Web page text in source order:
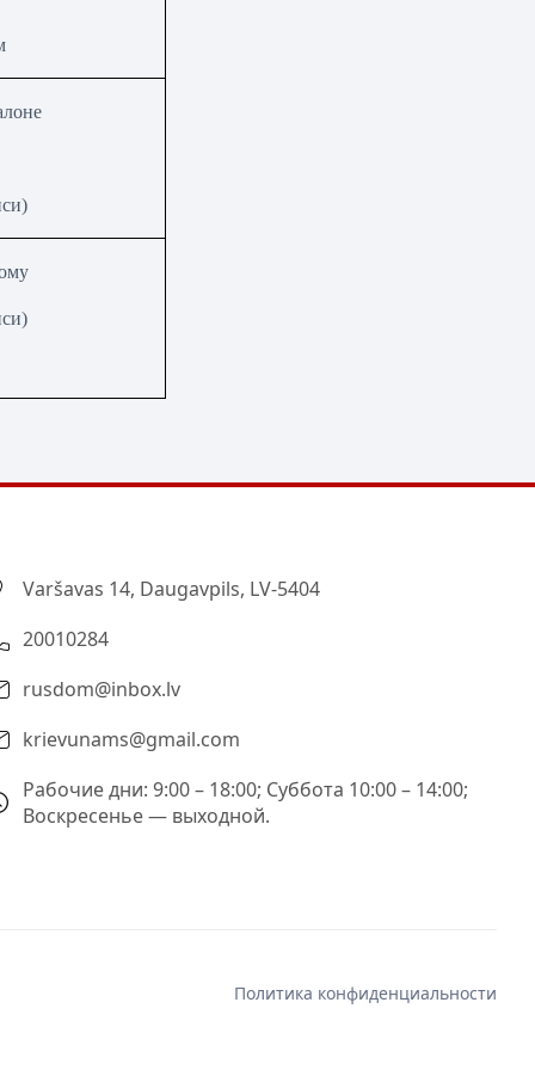
Varšavas 14, Daugavpils, LV-5404
20010284
rusdom@inbox.lv
krievunams@gmail.com
Рабочие дни: 9:00 – 18:00; Суббота 10:00 – 14:00;
Воскресенье — выходной.
Политика конфиденциальности